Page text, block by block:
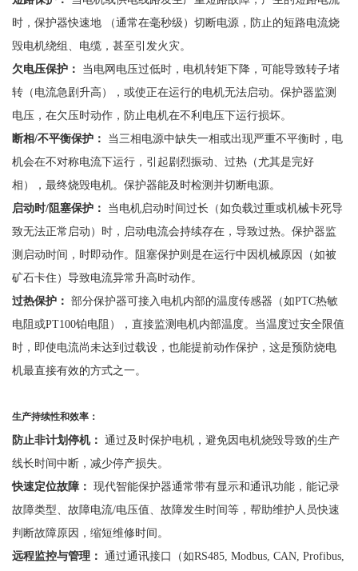
时，保护器快速地
（通常在毫秒级）切断电源，防止的短路电流烧
毁电机绕组、电缆，甚至引发火灾。
欠电压保护：
当电网电压过低时，电机转矩下降，可能导致转子堵
转（电流急剧升高），或使正在运行的电机无法启动。保护器监测
电压，在欠压时动作，防止电机在不利电压下运行损坏。
断相/不平衡保护： 当三相电源中缺失一相或出现严重不平衡时，电
机会在不对称电流下运行，引起剧烈振动、过热（尤其是完好
相），最终烧毁电机。保护器能及时检测并切断电源。
启动时/阻塞保护：
当电机启动时间过长（如负载过重或机械卡死导
致无法正常启动）时，启动电流会持续存在，导致过热。保护器监
测启动时间，时即动作。阻塞保护则是在运行中因机械原因（如被
矿石卡住）导致电流异常升高时动作。
过热保护： 部分保护器可接入电机内部的温度传感器（如PTC热敏
电阻或PT100铂电阻），直接监测电机内部温度。当温度过安全限值
时，即使电流尚未达到过载设，也能提前动作保护，这是预防烧电
机最直接有效的方式之一。
生产持续性和效率：
防止非计划停机： 通过及时保护电机，避免因电机烧毁导致的生产
线长时间中断，减少停产损失。
快速定位故障： 现代智能保护器通常带有显示和通讯功能，能记录
故障类型、故障电流/电压值、故障发生时间等，帮助维护人员快速
判断故障原因，缩短维修时间。
远程监控与管理： 通过通讯接口（如RS485, Modbus, CAN, Profibus,